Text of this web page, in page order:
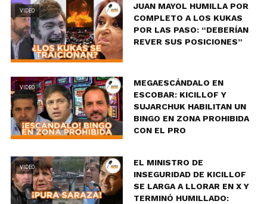
VIDEO
JUAN MAYOL HUMILLA POR
COMPLETO A LOS KUKAS
POR LAS PASO: “DEBERÍAN
REVER SUS POSICIONES”
VIDEO
MEGAESCÁNDALO EN
ESCOBAR: KICILLOF Y
SUJARCHUK HABILITAN UN
BINGO EN ZONA PROHIBIDA
CON EL PRO
VIDEO
EL MINISTRO DE
INSEGURIDAD DE KICILLOF
SE LARGA A LLORAR EN X Y
TERMINÓ HUMILLADO: